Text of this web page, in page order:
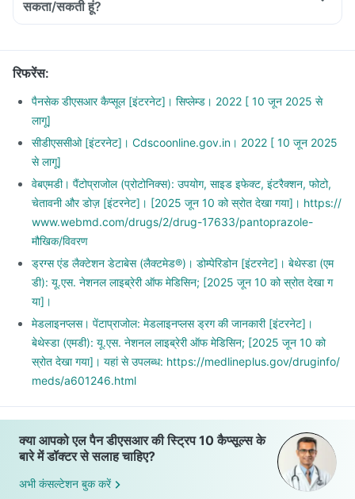
सकता/सकती हूं?
रिफरेंस:
पैनसेक डीएसआर कैप्सूल [इंटरनेट]। सिप्लेम्ड। 2022 [ 10 जून 2025 से
लागू]
सीडीएससीओ [इंटरनेट]। Cdscoonline.gov.in। 2022 [ 10 जून 2025
से लागू]
वेबएमडी। पैंटोप्राजोल (प्रोटोनिक्स): उपयोग, साइड इफेक्ट, इंटरैक्शन, फोटो,
चेतावनी और डोज़ [इंटरनेट]। [2025 जून 10 को स्रोत देखा गया]। https://
www.webmd.com/drugs/2/drug-17633/pantoprazole-
मौखिक/विवरण
ड्रग्स एंड लैक्टेशन डेटाबेस (लैक्टमेड®)। डोम्पेरिडोन [इंटरनेट]। बेथेस्डा (एम
डी): यू.एस. नेशनल लाइब्रेरी ऑफ मेडिसिन; [2025 जून 10 को स्रोत देखा ग
या]।
मेडलाइनप्लस। पेंटाप्राजोल: मेडलाइनप्लस ड्रग की जानकारी [इंटरनेट]।
बेथेस्डा (एमडी): यू.एस. नेशनल लाइब्रेरी ऑफ मेडिसिन; [2025 जून 10 को
स्रोत देखा गया]। यहां से उपलब्ध: https://medlineplus.gov/druginfo/
meds/a601246.html
क्या आपको एल पैन डीएसआर की स्ट्रिप 10 कैप्सूल्स के
बारे में डॉक्टर से सलाह चाहिए?
अभी कंसल्टेशन बुक करें